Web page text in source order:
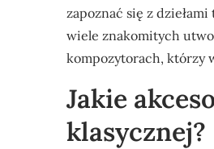
zapoznać się z
wiele znakomitych
kompozytorach, którzy
Jakie
klasycznej?